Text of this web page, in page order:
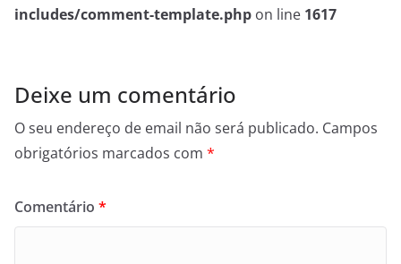
includes/comment-template.php on line 1617
Deixe um comentário
O seu endereço de email não será publicado. Campos
obrigatórios marcados com *
Comentário *